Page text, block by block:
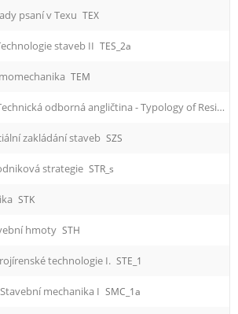
psaní v Texu TEX
staveb II TES_2a
TEM
TBO_AJ Technická odborná angličtina - Typology of Residential and Civic Buildings
zakládání staveb SZS
strategie STR_s
STK
hmoty STH
technologie I. STE_1
mechanika I SMC_1a